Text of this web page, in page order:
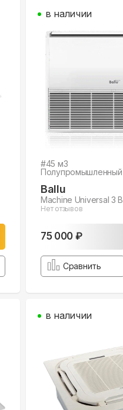
#45 м3
Полупромышленный
Ballu
Machine Universal 3
Нет отзывов
75 000 ₽
в наличии
Сравнить
в наличии